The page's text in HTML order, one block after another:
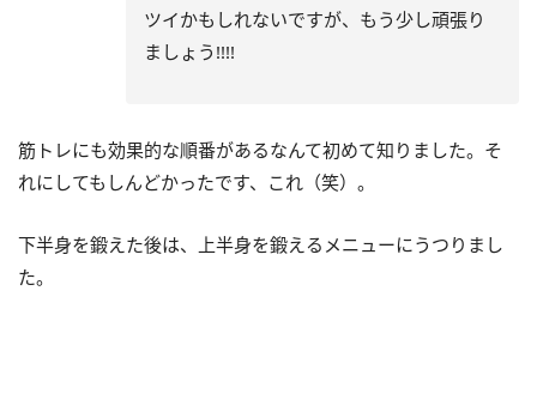
ツイかもしれないですが、もう少し頑張り
ましょう!!!!
筋トレにも効果的な順番があるなんて初めて知りました。そ
れにしてもしんどかったです、これ（笑）。
下半身を鍛えた後は、上半身を鍛えるメニューにうつりまし
た。